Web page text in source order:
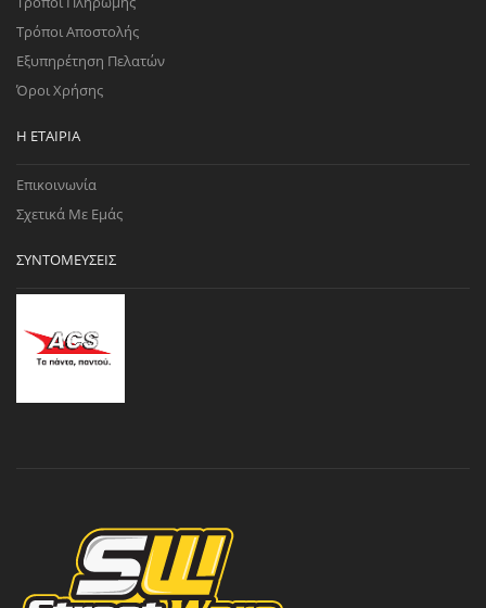
Τρόποι Αποστολής
Εξυπηρέτηση Πελατών
Όροι Χρήσης
Η ΕΤΑΙΡΊΑ
Επικοινωνία
Σχετικά Με Εμάς
ΣΥΝΤΟΜΕΎΣΕΙΣ